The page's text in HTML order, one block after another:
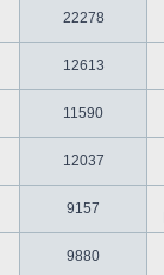
22278
12613
11590
12037
9157
9880